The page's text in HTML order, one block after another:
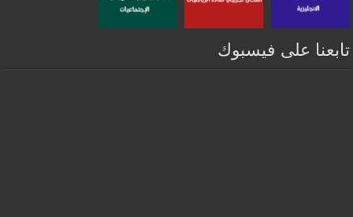
تابعنا على فيسبوك